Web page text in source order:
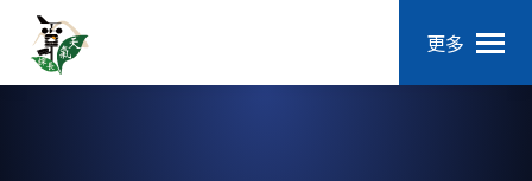
更多